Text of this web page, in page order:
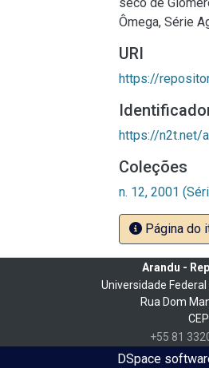
Ômega, Série
URI
https://
https://n2t.net/
Coleções
n. 12, 2001
Página do
Arandu -
Universidade
Rua Dom
+55 81
DSpace